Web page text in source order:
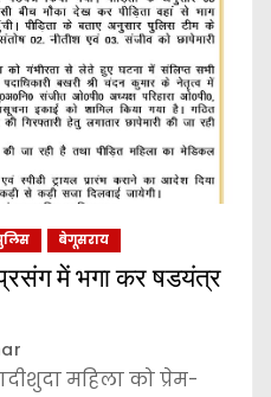
बेगूसराय
में भगा कर षडयंत्र
महिला को प्रेम-